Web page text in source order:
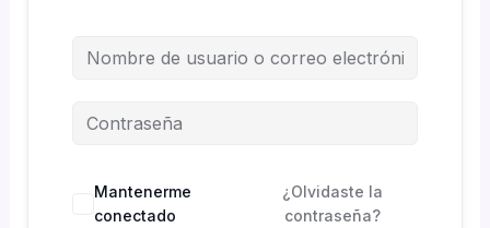
Mantenerme
conectado
¿Olvidaste la
contraseña?